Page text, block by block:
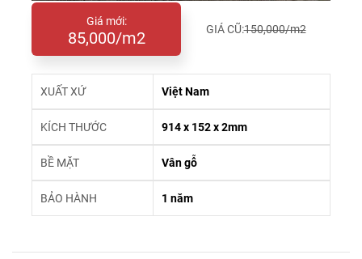
Giá mới:
85,000/m2 GIÁ CŨ:150,000/m2
XUẤT XỨ Việt Nam
KÍCH THƯỚC 914 x 152 x 2mm
BỀ MẶT Vân gỗ
BẢO HÀNH 1 năm